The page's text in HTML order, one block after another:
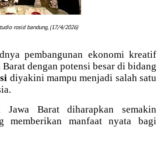
rosid bandung, (17/4/2026)
pembangunan ekonomi kreatif
Barat dengan potensi besar di bidang
diyakini mampu menjadi salah satu
Barat diharapkan semakin
memberikan manfaat nyata bagi